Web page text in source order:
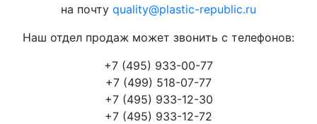
на почту quality@plastic-republic.ru
Наш отдел продаж может звонить с телефонов:
+7 (495) 933-00-77
+7 (499) 518-07-77
+7 (495) 933-12-30
+7 (495) 933-12-72